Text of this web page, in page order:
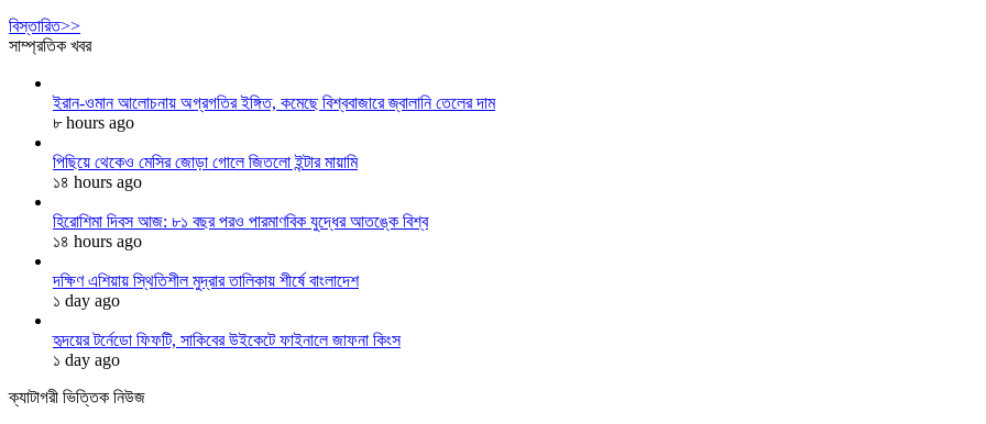
বিস্তারিত>>
সাম্প্রতিক খবর
ইরান-ওমান আলোচনায় অগ্রগতির ইঙ্গিত, কমেছে বিশ্ববাজারে জ্বালানি তেলের দাম
৮ hours ago
পিছিয়ে থেকেও মেসির জোড়া গোলে জিতলো ইন্টার মায়ামি
১৪ hours ago
হিরোশিমা দিবস আজ: ৮১ বছর পরও পারমাণবিক যুদ্ধের আতঙ্কে বিশ্ব
১৪ hours ago
দক্ষিণ এশিয়ায় স্থিতিশীল মুদ্রার তালিকায় শীর্ষে বাংলাদেশ
১ day ago
হৃদয়ের টর্নেডো ফিফটি, সাকিবের উইকেটে ফাইনালে জাফনা কিংস
১ day ago
ক্যাটাগরী ভিত্তিক নিউজ